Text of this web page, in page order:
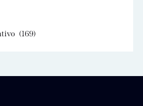
(169)